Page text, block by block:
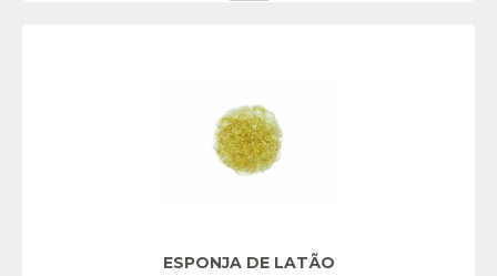
ESPONJA DE LATÃO